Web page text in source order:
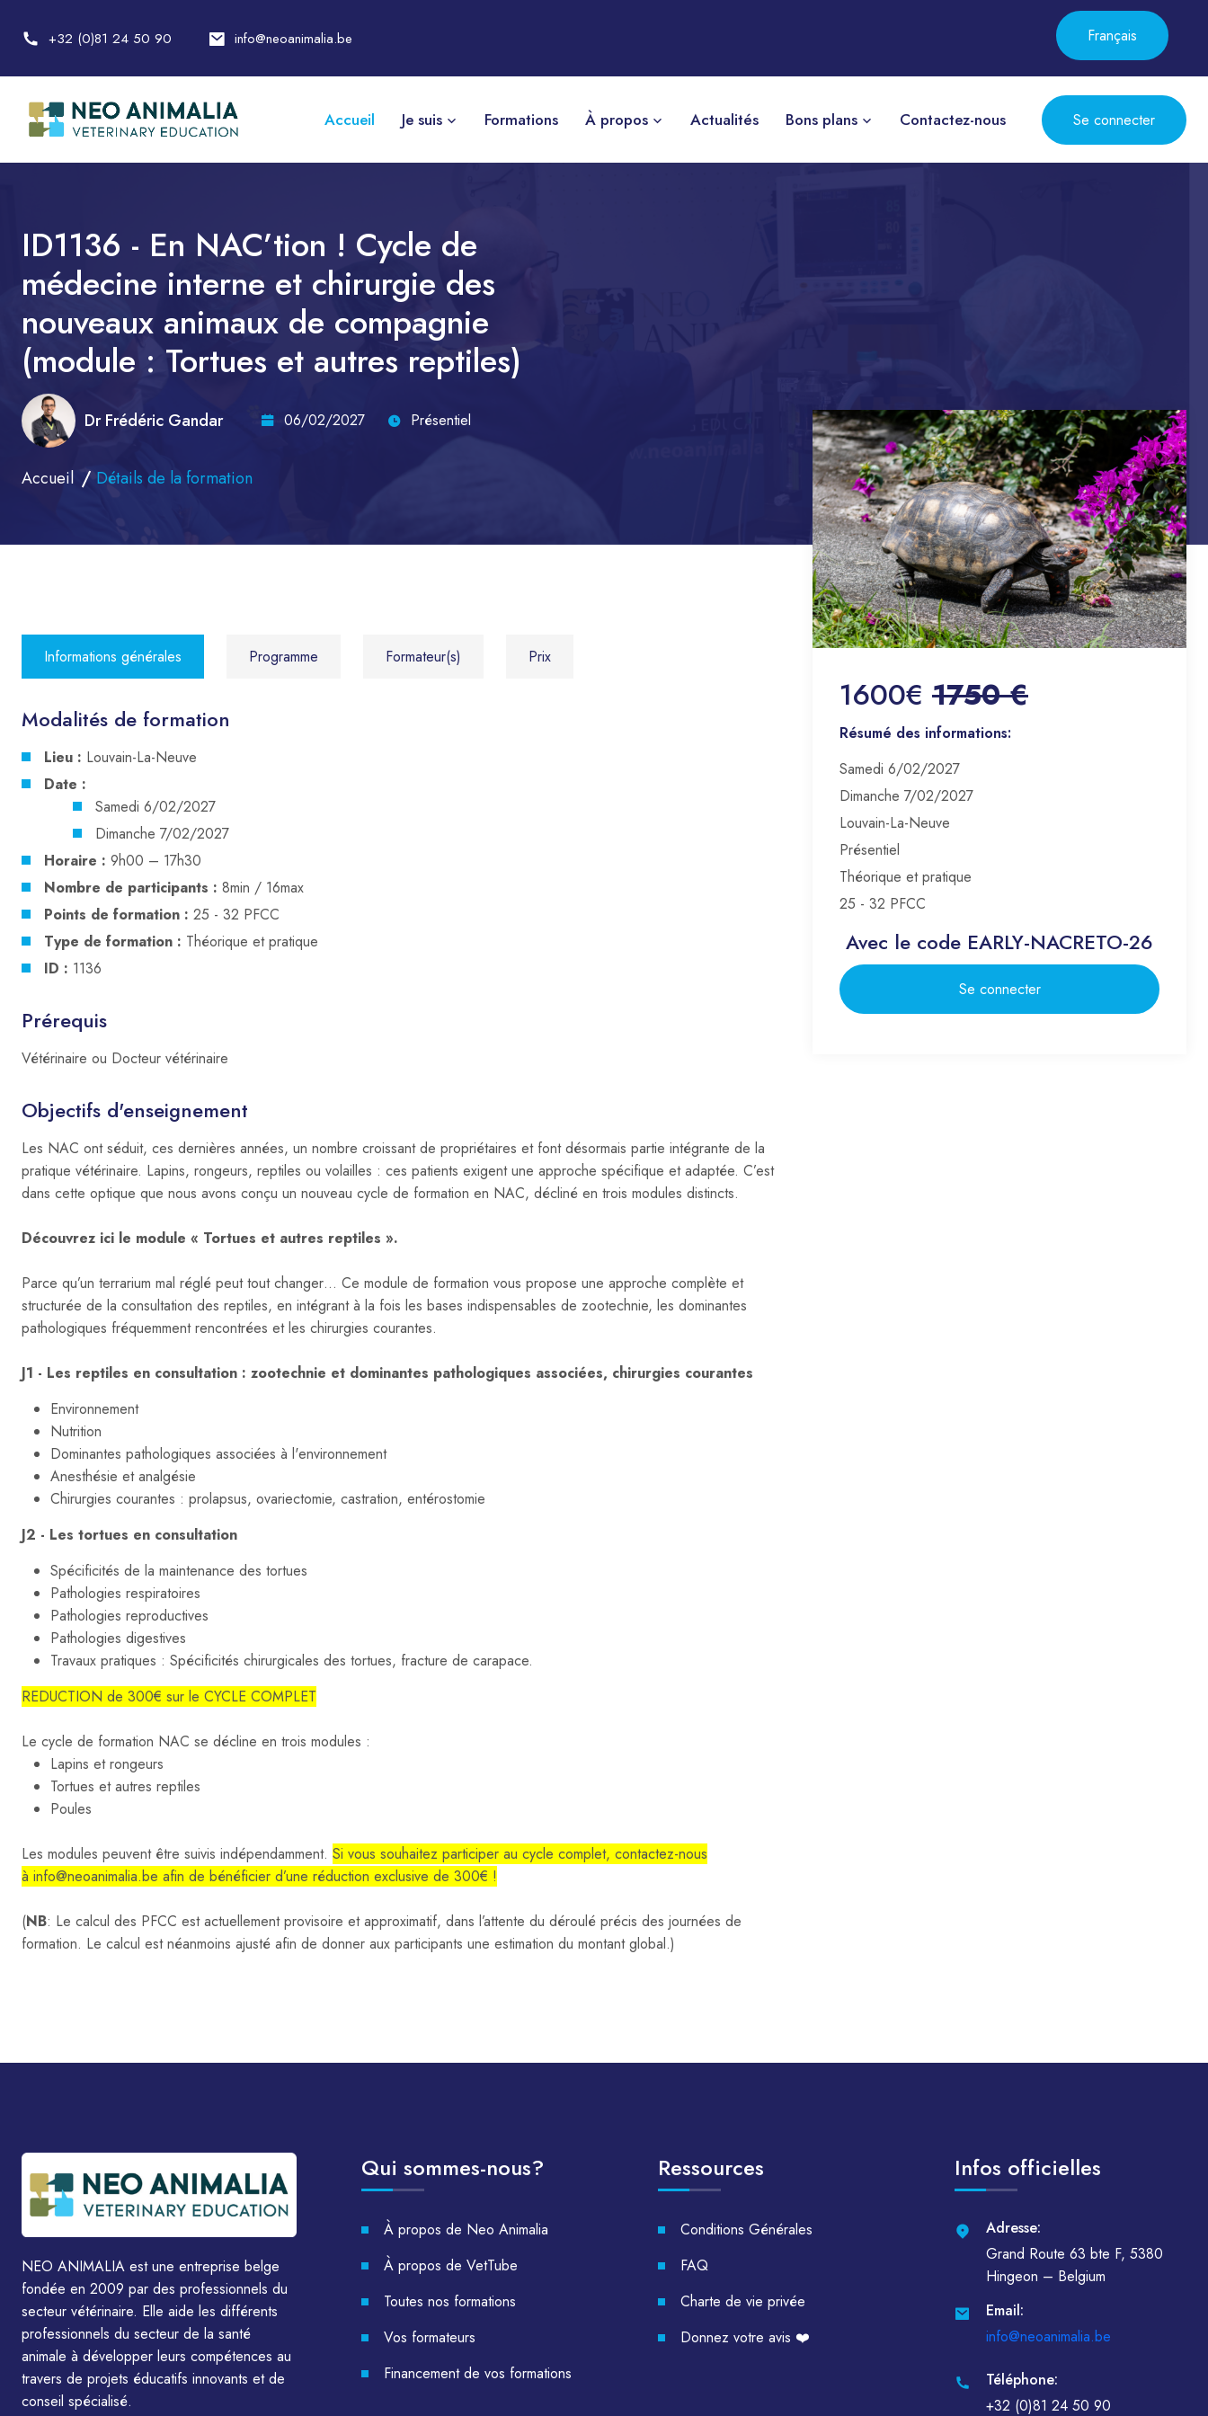
+32 (0)81 24 50 90 info@neoanimalia.be Français
Accueil Je suis Formations À propos Actualités Bons plans Contactez-nous Se connecter
ID1136 - En NAC’tion ! Cycle de
médecine interne et chirurgie des
nouveaux animaux de compagnie
(module : Tortues et autres reptiles)
Dr Frédéric Gandar 06/02/2027 Présentiel
Accueil Détails de la formation
Informations générales Programme Formateur(s) Prix
Modalités de formation
Lieu : Louvain-La-Neuve
Date :
Samedi 6/02/2027
Dimanche 7/02/2027
Horaire : 9h00 – 17h30
Nombre de participants : 8min / 16max
Points de formation : 25 - 32 PFCC
Type de formation : Théorique et pratique
ID : 1136
Prérequis
Vétérinaire ou Docteur vétérinaire
Objectifs d'enseignement
Les NAC ont séduit, ces dernières années, un nombre croissant de propriétaires et font désormais partie intégrante de la
pratique vétérinaire. Lapins, rongeurs, reptiles ou volailles : ces patients exigent une approche spécifique et adaptée. C’est
dans cette optique que nous avons conçu un nouveau cycle de formation en NAC, décliné en trois modules distincts.
Découvrez ici le module « Tortues et autres reptiles ».
Parce qu’un terrarium mal réglé peut tout changer… Ce module de formation vous propose une approche complète et
structurée de la consultation des reptiles, en intégrant à la fois les bases indispensables de zootechnie, les dominantes
pathologiques fréquemment rencontrées et les chirurgies courantes.
J1 - Les reptiles en consultation : zootechnie et dominantes pathologiques associées, chirurgies courantes
Environnement
Nutrition
Dominantes pathologiques associées à l'environnement
Anesthésie et analgésie
Chirurgies courantes : prolapsus, ovariectomie, castration, entérostomie
J2 - Les tortues en consultation
Spécificités de la maintenance des tortues
Pathologies respiratoires
Pathologies reproductives
Pathologies digestives
Travaux pratiques : Spécificités chirurgicales des tortues, fracture de carapace.
REDUCTION de 300€ sur le CYCLE COMPLET
Le cycle de formation NAC se décline en trois modules :
Lapins et rongeurs
Tortues et autres reptiles
Poules
Les modules peuvent être suivis indépendamment. Si vous souhaitez participer au cycle complet, contactez-nous
à info@neoanimalia.be afin de bénéficier d’une réduction exclusive de 300€ !
(NB: Le calcul des PFCC est actuellement provisoire et approximatif, dans l’attente du déroulé précis des journées de
formation. Le calcul est néanmoins ajusté afin de donner aux participants une estimation du montant global.)
1600€ 1750 €
Résumé des informations:
Samedi 6/02/2027
Dimanche 7/02/2027
Louvain-La-Neuve
Présentiel
Théorique et pratique
25 - 32 PFCC
Avec le code EARLY-NACRETO-26
Se connecter
NEO ANIMALIA est une entreprise belge
fondée en 2009 par des professionnels du
secteur vétérinaire. Elle aide les différents
professionnels du secteur de la santé
animale à développer leurs compétences au
travers de projets éducatifs innovants et de
conseil spécialisé.
Qui sommes-nous?
À propos de Neo Animalia
À propos de VetTube
Toutes nos formations
Vos formateurs
Financement de vos formations
Ressources
Conditions Générales
FAQ
Charte de vie privée
Donnez votre avis ❤️
Infos officielles
Adresse:
Grand Route 63 bte F, 5380
Hingeon – Belgium
Email:
info@neoanimalia.be
Téléphone:
+32 (0)81 24 50 90